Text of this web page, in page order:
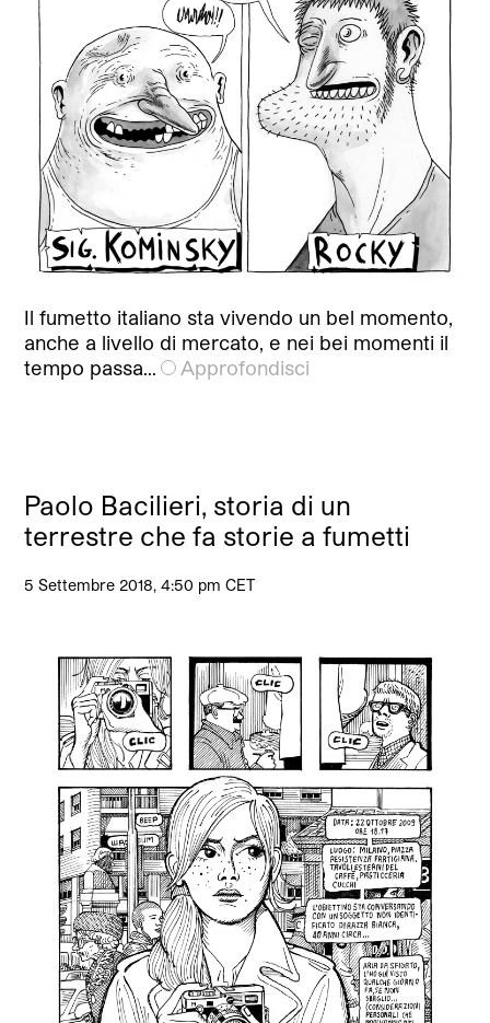
Il fumetto italiano sta vivendo un bel momento,
anche a livello di mercato, e nei bei momenti il
tempo passa…
Approfondisci
Paolo Bacilieri, storia di un
terrestre che fa storie a fumetti
5 Settembre 2018, 4:50 pm CET